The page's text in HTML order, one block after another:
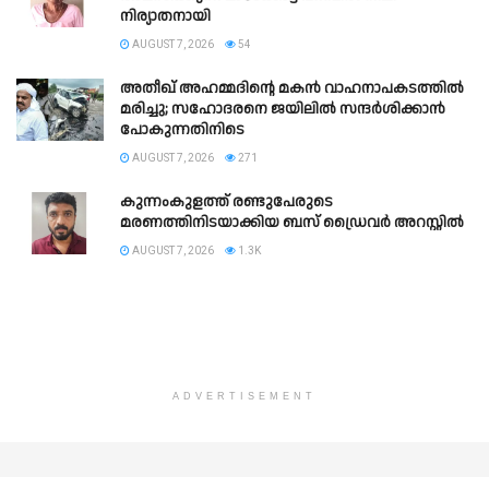
നിര്യാതനായി
AUGUST 7, 2026 54
അതീഖ് അഹമ്മദിന്റെ മകൻ വാഹനാപകടത്തിൽ
മരിച്ചു; സഹോദരനെ ജയിലിൽ സന്ദർശിക്കാൻ
പോകുന്നതിനിടെ
AUGUST 7, 2026 271
കുന്നംകുളത്ത് രണ്ടുപേരുടെ
മരണത്തിനിടയാക്കിയ ബസ് ഡ്രൈവർ അറസ്റ്റിൽ
AUGUST 7, 2026 1.3K
ADVERTISEMENT